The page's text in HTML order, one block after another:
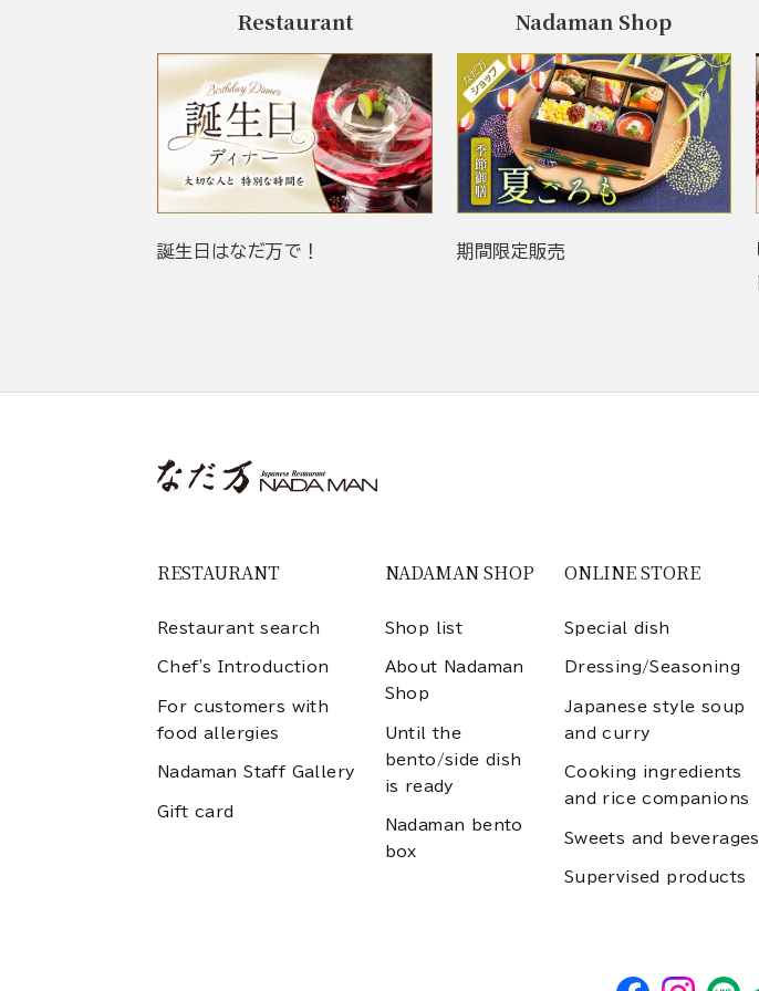
Restaurant
誕生日はなだ万で！
Nadaman Shop
期間限定販売
RESTAURANT
Restaurant search
Chef's Introduction
For customers with
food allergies
Nadaman Staff Gallery
Gift card
NADAMAN SHOP
Shop list
About Nadaman
Shop
Until the
bento/side dish
is ready
Nadaman bento
box
ONLINE STORE
Special dish
Dressing/Seasoning
Japanese style soup
and curry
Cooking ingredients
and rice companions
Sweets and beverages
Supervised products